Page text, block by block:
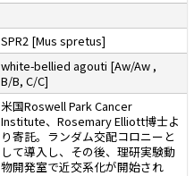
SPR2 [Mus spretus]
white-bellied agouti [Aw/Aw ,
B/B, C/C]
米国Roswell Park Cancer
Institute、Rosemary Elliott博士よ
り寄託。ランダム交配コロニーと
して導入し、その後、理研実験動
物開発室で近交系化が開始され